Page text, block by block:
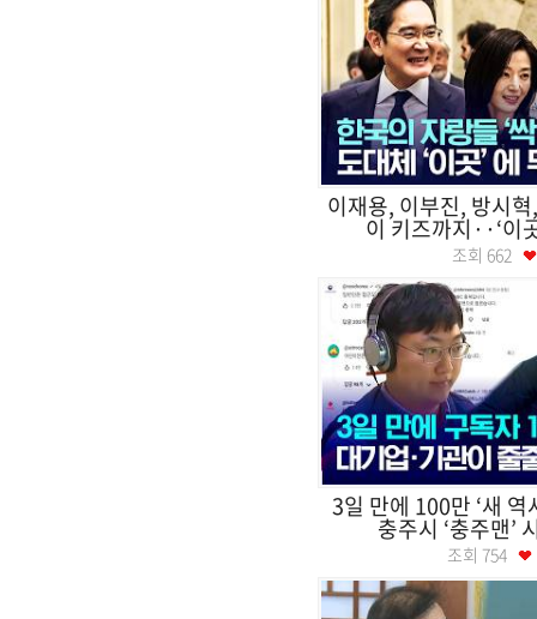
이재용, 이부진, 방시
이 키즈까지··‘이
조회 662
3일 만에 100만 ‘새
충주시 ‘충주맨’
조회 754